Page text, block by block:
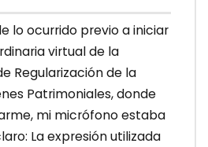
lo ocurrido previo a iniciar
virtual de la
Regularización de la
Patrimoniales, donde
mi micrófono estaba
La expresión utilizada